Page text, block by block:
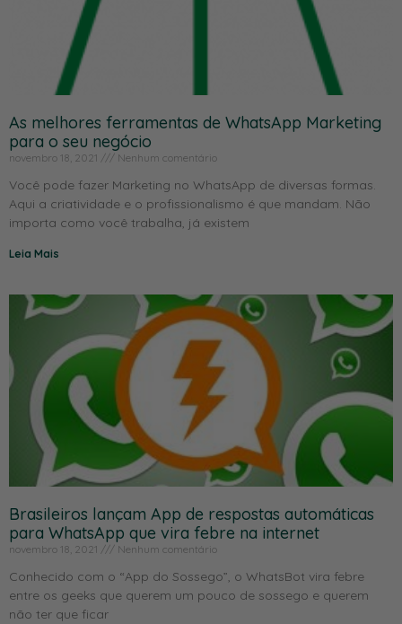
As melhores ferramentas de WhatsApp Marketing
para o seu negócio
novembro 18, 2021 Nenhum comentário
Você pode fazer Marketing no WhatsApp de diversas formas.
Aqui a criatividade e o profissionalismo é que mandam. Não
importa como você trabalha, já existem
Leia Mais
Brasileiros lançam App de respostas automáticas
para WhatsApp que vira febre na internet
novembro 18, 2021 Nenhum comentário
Conhecido com o “App do Sossego”, o WhatsBot vira febre
entre os geeks que querem um pouco de sossego e querem
não ter que ficar